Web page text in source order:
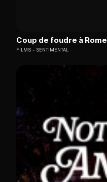
Coup de foudre à Rome
FILMS SENTIMENTAL